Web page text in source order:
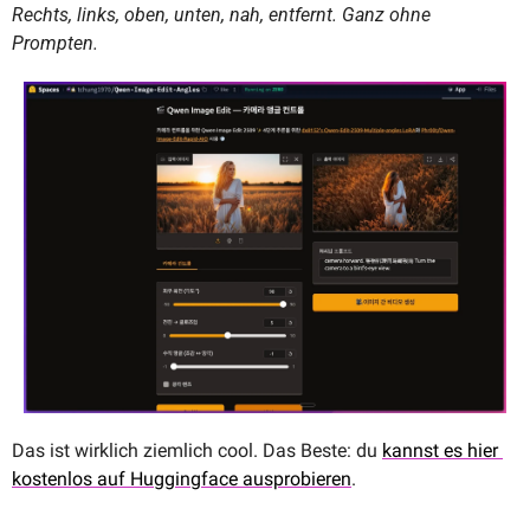
Rechts, links, oben, unten, nah, entfernt. Ganz ohne
Prompten.
Das ist wirklich ziemlich cool. Das Beste: du kannst es hier
kostenlos auf Huggingface ausprobieren.